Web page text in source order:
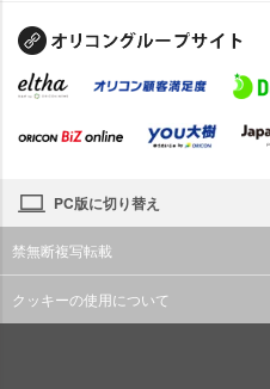
PC版に切り替え
禁無断複写転載
クッキーの使用について